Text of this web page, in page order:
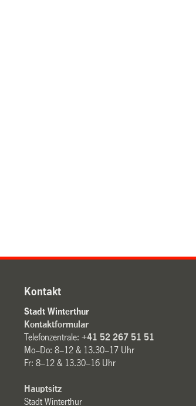
Kontakt
Stadt Winterthur
Kontaktformular
Telefonzentrale:+41 52 267 51 51
Mo–Do: 8–12 & 13.30–17 Uhr
Fr: 8–12 & 13.30–16 Uhr
Hauptsitz
Stadt Winterthur